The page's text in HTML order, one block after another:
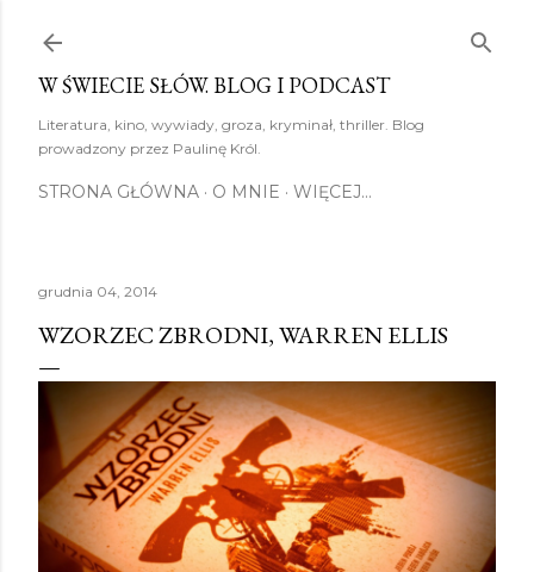
W ŚWIECIE SŁÓW. BLOG I PODCAST
Literatura, kino, wywiady, groza, kryminał, thriller. Blog
prowadzony przez Paulinę Król.
STRONA GŁÓWNA O MNIE WIĘCEJ…
grudnia 04, 2014
WZORZEC ZBRODNI, WARREN ELLIS